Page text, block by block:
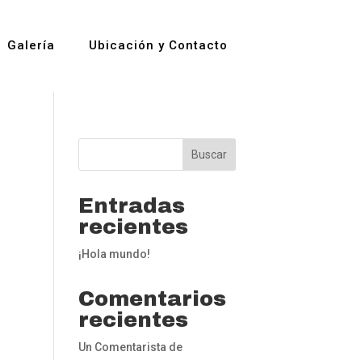
Galería Ubicación y Contacto
Buscar
Entradas
recientes
¡Hola mundo!
Comentarios
recientes
Un Comentarista de